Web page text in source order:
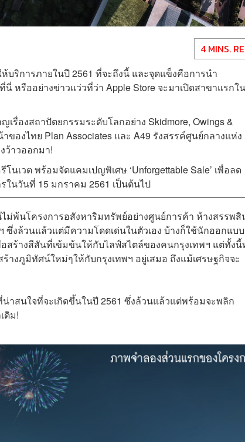
4 MINS.
ห้บริการภายในปี 2561 ที่จะถึงนี้ และจุดแข็งคือการนำ
หรืออย่างข่าวแว่วที่ว่า Apple Store จะมาเปิดสาขาแรกใน
เรื่องสถาปัตยกรรมระดับโลกอย่าง Skidmore, Owings &
องไทย Plan Associates และ A49 รังสรรค์ศูนย์กลางแห่ง
ว้าวออกมา!
นเวต พร้อมจัดแคมเปญพิเศษ ‘Unforgettable Sale’ เพื่อลด
ในวันที่ 15 มกราคม 2561 เป็นต้นไป
พ้นโครงการอสังหาริมทรัพย์อย่างศูนย์การค้า ห้างสรรพสิ
ซึ่งล้วนแล้วแต่มีความโดดเด่นในตัวเอง บ้างก็ใช้นักออกแบบ
สร้างสีสันที่เข้มข้นให้กับไลฟ์สไตล์ของคนกรุงเทพฯ แต่ทั้งนี้
งภูมิทัศน์ใหม่ๆให้กับกรุงเทพฯ อยู่เสมอ ถึงแม้เศรษฐกิจจะ
าสนใจที่จะเกิดขึ้นในปี 2561 ซึ่งล้วนแล้วแต่พร้อมจะพลิก
ดิม!